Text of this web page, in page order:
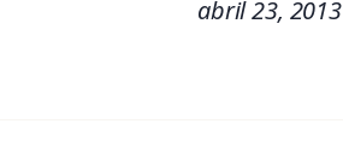
abril 23, 2013